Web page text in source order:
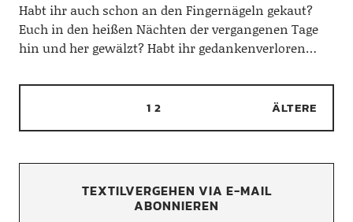
Habt ihr auch schon an den Fingernägeln gekaut?
Euch in den heißen Nächten der vergangenen Tage
hin und her gewälzt? Habt ihr gedankenverloren…
1 2 ÄLTERE
TEXTILVERGEHEN VIA E-MAIL
ABONNIEREN